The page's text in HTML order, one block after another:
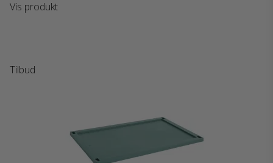
Vis produkt
Tilbud